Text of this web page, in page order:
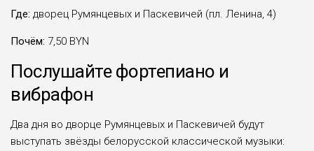
Где: дворец Румянцевых и Паскевичей (пл. Ленина, 4)
Почём: 7,50 BYN
Послушайте фортепиано и
вибрафон
Два дня во дворце Румянцевых и Паскевичей будут
выступать звёзды белорусской классической музыки: